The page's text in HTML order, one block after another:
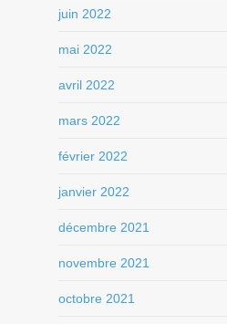
juin 2022
mai 2022
avril 2022
mars 2022
février 2022
janvier 2022
décembre 2021
novembre 2021
octobre 2021